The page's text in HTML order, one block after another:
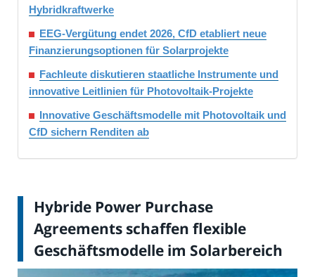
Hybridkraftwerke
EEG-Vergütung endet 2026, CfD etabliert neue
Finanzierungsoptionen für Solarprojekte
Fachleute diskutieren staatliche Instrumente und
innovative Leitlinien für Photovoltaik-Projekte
Innovative Geschäftsmodelle mit Photovoltaik und
CfD sichern Renditen ab
Hybride Power Purchase
Agreements schaffen flexible
Geschäftsmodelle im Solarbereich